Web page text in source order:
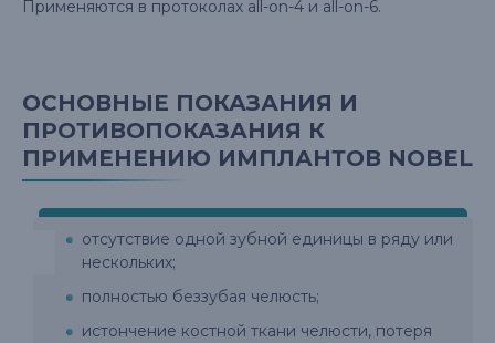
Применяются в протоколах all-on-4 и all-on-6.
ОСНОВНЫЕ ПОКАЗАНИЯ И
ПРОТИВОПОКАЗАНИЯ К
ПРИМЕНЕНИЮ ИМПЛАНТОВ NOBEL
отсутствие одной зубной единицы в ряду или
нескольких;
полностью беззубая челюсть;
истончение костной ткани челюсти, потеря